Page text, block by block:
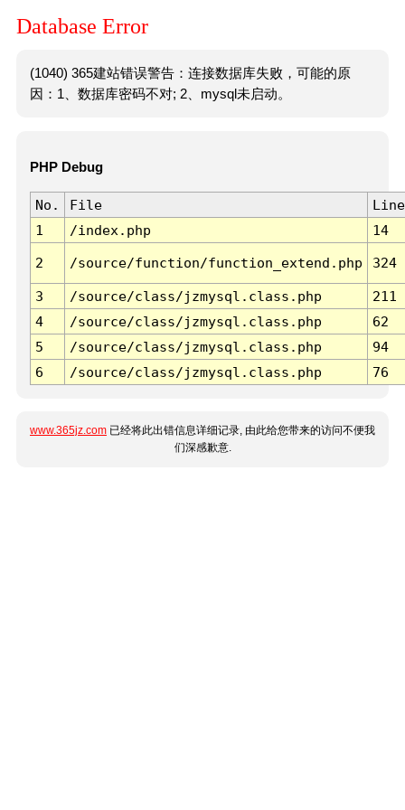
Database Error
(1040) 365建站错误警告：连接数据库失败，可能的原
因：1、数据库密码不对; 2、mysql未启动。
PHP Debug
No. File
Line
1
/index.php 14
2 /source/function/function_extend.php 324
3 /source/class/jzmysql.class.php
211
4
/source/class/jzmysql.class.php
62
5
/source/class/jzmysql.class.php
94
6
/source/class/jzmysql.class.php 76
www.365jz.com 已经将此出错信息详细记录, 由此给您带来的访问不便我
们深感歉意.